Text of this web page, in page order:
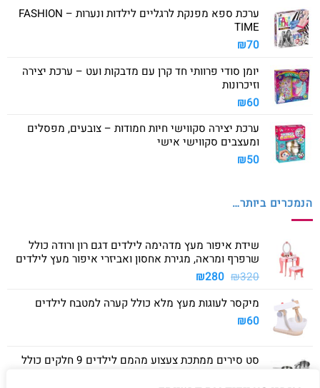
ערכת ספא מפנקת לרגליים לילדות ונערות – FASHION
TIME
₪70
יומן סודי פרוותי חד קרן עם מדבקות ועט – ערכת יצירה
וזיכרונות
₪60
ערכת יצירה סקווישי חיות חמודות – צובעים, מפסלים
ומעצבים סקווישי אישי
₪50
הנמכרים ביותר…
שידת איפור מעץ מדהימה לילדים דגם רון ורודה כולל
שרפרף ומראה, מגירת אחסון ואביזרי איפור מעץ לילדים
₪320
המחיר
היה:
₪280 המחיר
הוא:
מיקסר לעוגות מעץ מלא כולל קערה למטבח לילדים
₪60
סט סירים ממתכת צעצוע מהמם לילדים 9 חלקים כולל